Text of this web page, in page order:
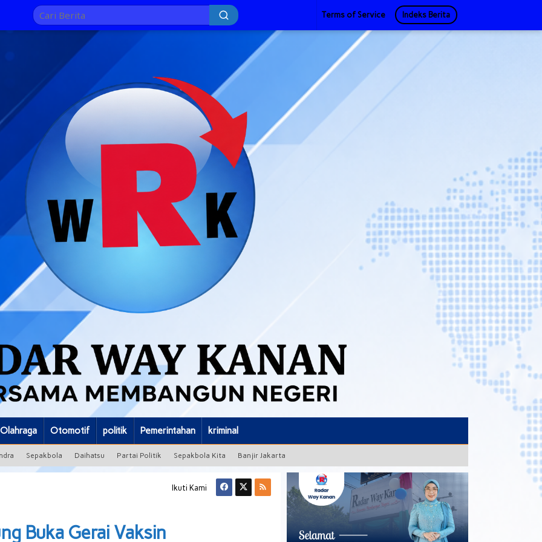
Terms of Service Indeks Berita
Olahraga Otomotif politik Pemerintahan kriminal
Sepakbola Daihatsu Partai Politik Sepakbola Kita Banjir Jakarta
Ikuti Kami
Buka Gerai Vaksin